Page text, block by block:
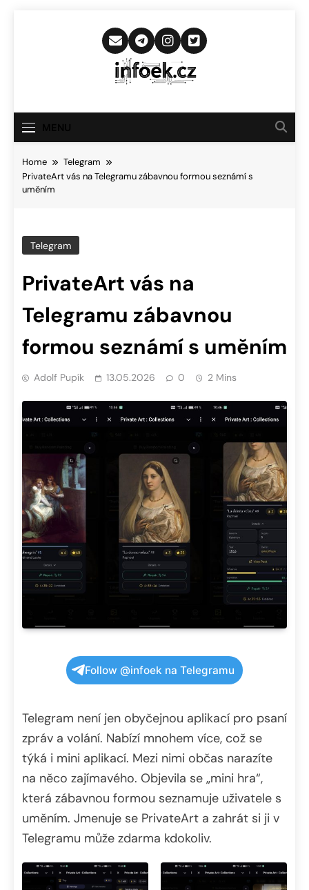
Infoek.cz
Novinkám
Home
Telegram
PrivateArt vás na Telegramu zábavnou formou seznámí s
uměním
Telegram
PrivateArt vás na
Telegramu zábavnou
formou seznámí s uměním
Adolf Pupík 13.05.2026 0 2 Mins
Follow @infoek na Telegramu
Telegram není jen obyčejnou aplikací pro psaní
zpráv a volání. Nabízí mnohem více, což se
týká i mini aplikací. Mezi nimi občas narazíte
na něco zajímavého. Objevila se „mini hra“,
která zábavnou formou seznamuje uživatele s
uměním. Jmenuje se PrivateArt a zahrát si ji v
Telegramu může zdarma kdokoliv.